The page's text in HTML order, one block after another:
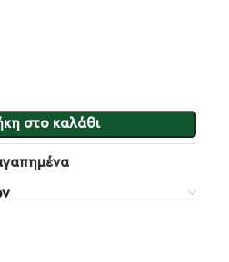
στο καλάθι